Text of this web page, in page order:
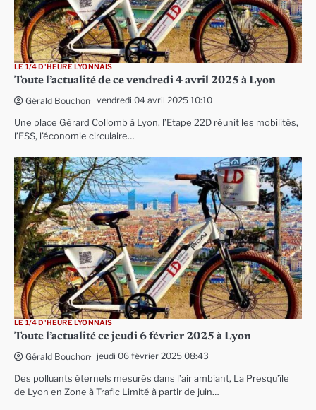
LE 1/4 D'HEURE LYONNAIS
Toute l’actualité de ce vendredi 4 avril 2025 à Lyon
Gérald Bouchon vendredi 04 avril 2025 10:10
Une place Gérard Collomb à Lyon, l’Etape 22D réunit les mobilités,
l’ESS, l’économie circulaire…
LE 1/4 D'HEURE LYONNAIS
Toute l’actualité ce jeudi 6 février 2025 à Lyon
Gérald Bouchon jeudi 06 février 2025 08:43
Des polluants éternels mesurés dans l’air ambiant, La Presqu’île
de Lyon en Zone à Trafic Limité à partir de juin…